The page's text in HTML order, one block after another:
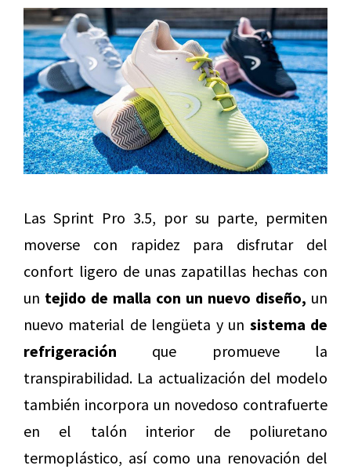
Las Sprint Pro 3.5, por su parte, permiten
moverse con rapidez para disfrutar del
confort ligero de unas zapatillas hechas con
un tejido de malla con un nuevo diseño, un
nuevo material de lengüeta y un sistema de
refrigeración que promueve la
transpirabilidad. La actualización del modelo
también incorpora un novedoso contrafuerte
en el talón interior de poliuretano
termoplástico, así como una renovación del